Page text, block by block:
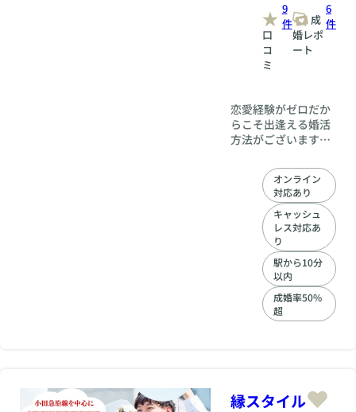
口
コ
ミ
9
件
成
婚レポ
ート
6
件
恋愛経験がゼロだか
らこそ出逢える婚活
方法がございます。
め方や気持ちの伝え
方などを都度サポー
トしていきますの
で、安心して活動が
できます。 過去や今
の現状を否定するこ
となく新たなご自分
の一面を一緒にみつ
けていきましょう。
オンライン
対応あり
キャッシュ
レス対応あ
り
駅から10分
以内
成婚率50%
超
縁スタイル